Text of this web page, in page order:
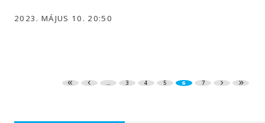
2023. MÁJUS 10. 20:50
... 3 4 5 6 7